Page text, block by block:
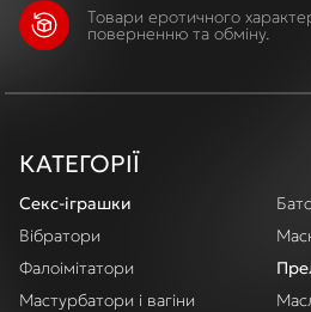
Товари еротичного
поверненню та обміну.
КАТЕГОРІЇ
Секс-іграшки
Вібратори
Фалоімітатори
Мастурбатори і вагіни